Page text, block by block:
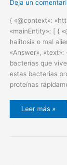
Deja un
{ «@context»:
«mainEntity»: [ {
halitosis o mal
«Answer»,
bacterias que
estas bacterias
proteínas
Leer más »